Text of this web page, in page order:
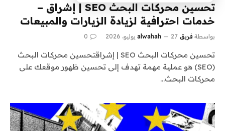
تحسين محركات البحث SEO | إشراق –
خدمات احترافية لزيادة الزيارات والمبيعات
بواسطة فريق alwahah 27 يوليو، 2026 0
تحسين محركات البحث SEO | إشراقتحسين محركات البحث
(SEO) هو عملية مهمة تهدف إلى تحسين ظهور موقعك على
محركات البحث…